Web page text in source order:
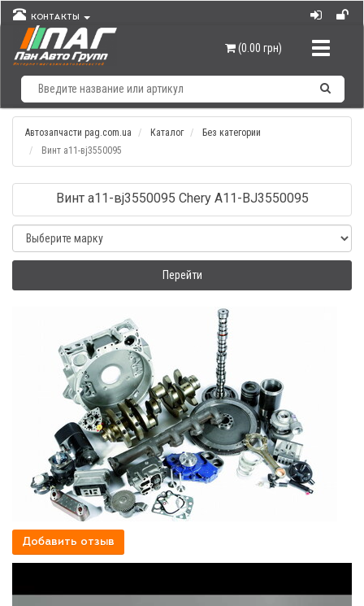
КОНТАКТЫ
(0.00 грн)
Автозапчасти pag.com.ua Каталог
Без категории
Винт а11-вj3550095
Винт а11-вj3550095 Chery A11-BJ3550095
Перейти
Добавить отзыв